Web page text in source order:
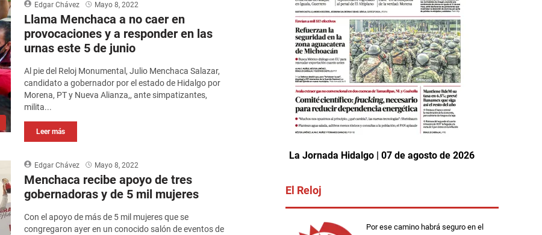
Edgar Chávez Mayo 8, 2022
Llama Menchaca a no caer en
provocaciones y a responder en las
urnas este 5 de junio
Al pie del Reloj Monumental, Julio Menchaca Salazar,
candidato a gobernador por el estado de Hidalgo por
Morena, PT y Nueva Alianza,, ante simpatizantes,
milita...
Leer más
Edgar Chávez Mayo 8, 2022
Menchaca recibe apoyo de tres
gobernadoras y de 5 mil mujeres
Con el apoyo de más de 5 mil mujeres que se
congregaron ayer en un conocido salón de eventos de
La Jornada Hidalgo | 07 de agosto de 2026
El Reloj
Por ese camino habrá seguro en el